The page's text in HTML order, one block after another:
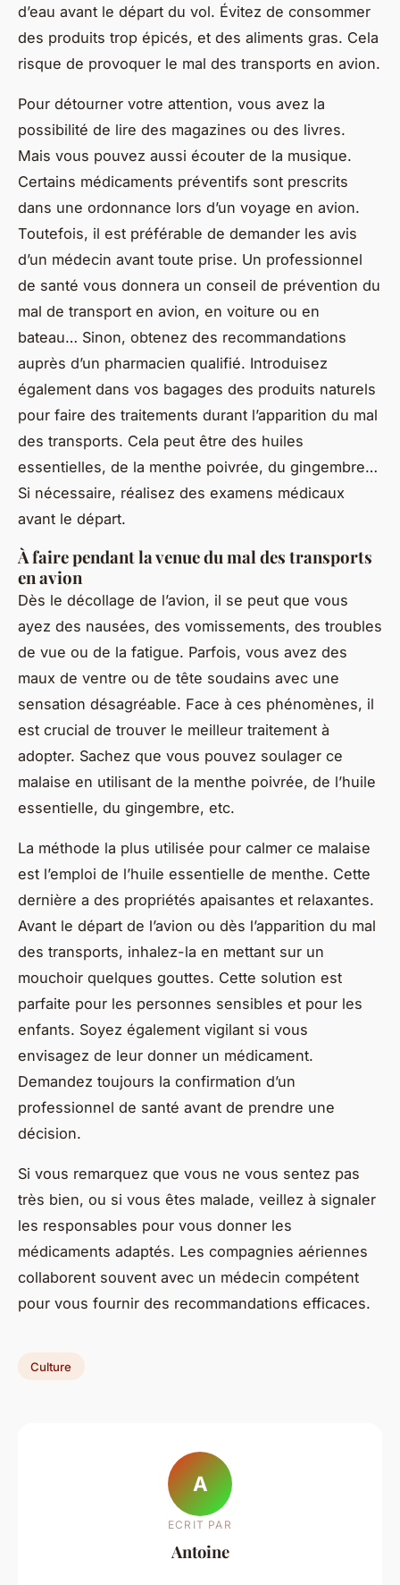
d’eau avant le départ du vol. Évitez de consommer
des produits trop épicés, et des aliments gras. Cela
risque de provoquer le mal des transports en avion.
Pour détourner votre attention, vous avez la
possibilité de lire des magazines ou des livres.
Mais vous pouvez aussi écouter de la musique.
Certains médicaments préventifs sont prescrits
dans une ordonnance lors d’un voyage en avion.
Toutefois, il est préférable de demander les avis
d’un médecin avant toute prise. Un professionnel
de santé vous donnera un conseil de prévention du
mal de transport en avion, en voiture ou en
bateau… Sinon, obtenez des recommandations
auprès d’un pharmacien qualifié. Introduisez
également dans vos bagages des produits naturels
pour faire des traitements durant l’apparition du mal
des transports. Cela peut être des huiles
essentielles, de la menthe poivrée, du gingembre…
Si nécessaire, réalisez des examens médicaux
avant le départ.
À faire pendant la venue du mal des transports
en avion
Dès le décollage de l’avion, il se peut que vous
ayez des nausées, des vomissements, des troubles
de vue ou de la fatigue. Parfois, vous avez des
maux de ventre ou de tête soudains avec une
sensation désagréable. Face à ces phénomènes, il
est crucial de trouver le meilleur traitement à
adopter. Sachez que vous pouvez soulager ce
malaise en utilisant de la menthe poivrée, de l’huile
essentielle, du gingembre, etc.
La méthode la plus utilisée pour calmer ce malaise
est l’emploi de l’huile essentielle de menthe. Cette
dernière a des propriétés apaisantes et relaxantes.
Avant le départ de l’avion ou dès l’apparition du mal
des transports, inhalez-la en mettant sur un
mouchoir quelques gouttes. Cette solution est
parfaite pour les personnes sensibles et pour les
enfants. Soyez également vigilant si vous
envisagez de leur donner un médicament.
Demandez toujours la confirmation d’un
professionnel de santé avant de prendre une
décision.
Si vous remarquez que vous ne vous sentez pas
très bien, ou si vous êtes malade, veillez à signaler
les responsables pour vous donner les
médicaments adaptés. Les compagnies aériennes
collaborent souvent avec un médecin compétent
pour vous fournir des recommandations efficaces.
Culture
A
ECRIT PAR
Antoine